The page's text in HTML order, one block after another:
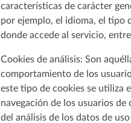
características de carácter
por ejemplo, el idioma, el tipo
donde accede al servicio,
Cookies de análisis: Son
comportamiento de los
este tipo de cookies se utiliza
navegación de los usuarios
del análisis de los datos de